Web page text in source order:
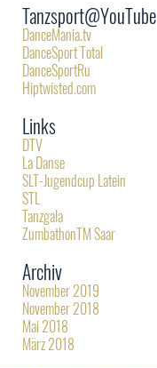
Tanzsport@YouTube
DanceMania.tv
DanceSport Total
DanceSportRu
Hiptwisted.com
Links
DTV
La Danse
SLT-Jugendcup Latein
STL
Tanzgala
ZumbathonTM Saar
Archiv
November 2019
November 2018
Mai 2018
März 2018